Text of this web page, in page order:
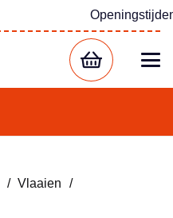
/ Vlaaien
/